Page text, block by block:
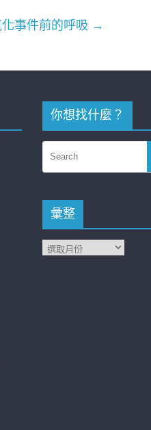
事件前的呼吸 →
你想找什麼？
彙整